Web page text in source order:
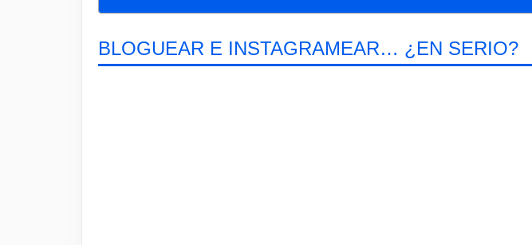
BLOGUEAR E INSTAGRAMEAR… ¿EN SERIO?